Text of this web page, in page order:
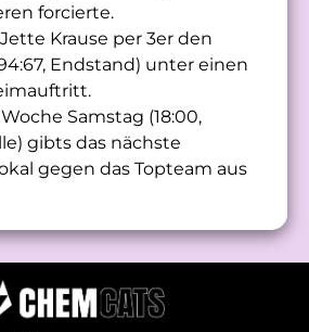
forcierte.
Krause per 3er den
Endstand) unter einen
Samstag (18:00,
gibts das nächste
gegen das Topteam aus